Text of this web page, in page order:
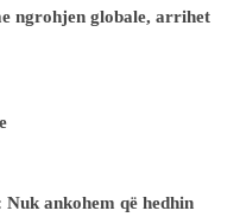
ngrohjen globale, arrihet
ankohem që hedhin